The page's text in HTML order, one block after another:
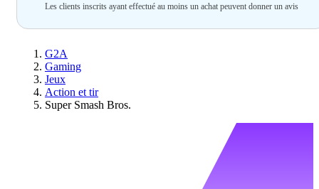
Les clients inscrits ayant effectué au moins un achat peuvent donner un avis
G2A
Gaming
Jeux
Action et tir
Super Smash Bros.